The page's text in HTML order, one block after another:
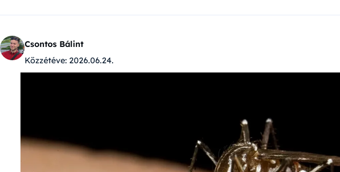
Csontos Bálint
Közzétéve: 2026.06.24.